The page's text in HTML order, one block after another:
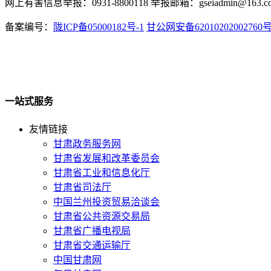
网上有害信息举报：0931-8800118 举报邮箱：
备案编号： 陇ICP备05000182号-1 甘公网安备62010202002760
一站式服务
友情链接
甘肃政务服务网
甘肃省发展和改革委员会
甘肃省工业和信息化厅
甘肃省司法厅
中国兰州投资贸易洽谈会
甘肃省公共资源交易局
甘肃省广播电视局
甘肃省交通运输厅
中国甘肃网